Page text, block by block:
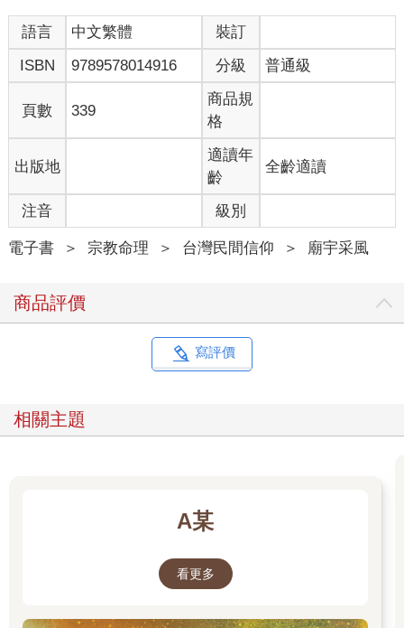
語言 中文繁體
裝訂
ISBN
9789578014916 分級 普通級
頁數 339
商品規
格
出版地
適讀年
齡
全齡適讀
注音 級別
電子書 ＞ 宗教命理 ＞ 台灣民間信仰 ＞ 廟宇采風
商品評價
寫評價
相關主題
A某
看更多